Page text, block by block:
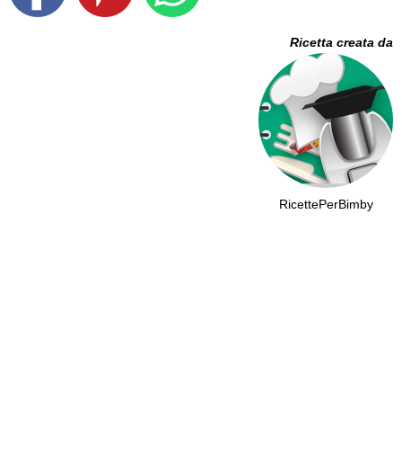
Ricetta creata da
RicettePerBimby